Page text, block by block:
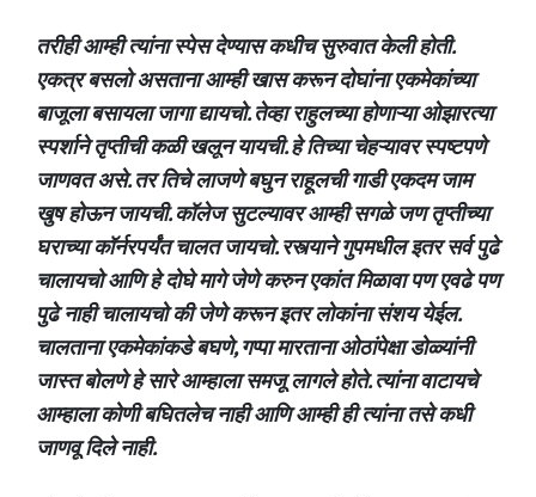
तरीही आम्ही त्यांना स्पेस देण्यास कधीच सुरुवात केली होती.
एकत्र बसलो असताना आम्ही खास करून दोघांना एकमेकांच्या
बाजूला बसायला जागा द्यायचो. तेव्हा राहुलच्या होणाऱ्या ओझारत्या
स्पर्शाने तृप्तीची कळी खलून यायची. हे तिच्या चेहऱ्यावर स्पष्टपणे
जाणवत असे. तर तिचे लाजणे बघुन राहूलची गाडी एकदम जाम
खुष होऊन जायची. कॉलेज सुटल्यावर आम्ही सगळे जण तृप्तीच्या
घराच्या कॉर्नरपर्यंत चालत जायचो. रस्त्याने गुपमधील इतर सर्व पुढे
चालायचो आणि हे दोघे मागे जेणे करुन एकांत मिळावा पण एवढे पण
पुढे नाही चालायचो की जेणे करून इतर लोकांना संशय येईल.
चालताना एकमेकांकडे बघणे, गप्पा मारताना ओठांपेक्षा डोळ्यांनी
जास्त बोलणे हे सारे आम्हाला समजू लागले होते. त्यांना वाटायचे
आम्हाला कोणी बघितलेच नाही आणि आम्ही ही त्यांना तसे कधी
जाणवू दिले नाही.